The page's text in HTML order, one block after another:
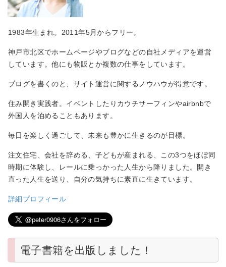
1983年生まれ。2011年5月からフリー。
神戸市北区でホームページやブログなどの自社メディアを運営
しています。他にも物販とか複数の仕事をしています。
ブログを書くのと、サイト運営に関するノウハウが得意です。
住み開き実践者。イベントしたりカウチサーフィンやairbnbで
外国人を泊めることもあります。
毎日を楽しく過ごして、未来も豊かに生きるのが目標。
注文住宅、会社を辞める、子どもが産まれる、この3つをほぼ同
時期に体験し、レールに乗っかった人生から降りました。開き
直った人生を送り、自分の気持ちに素直に生きています。
詳細プロフィール
電子書籍を出版しました！